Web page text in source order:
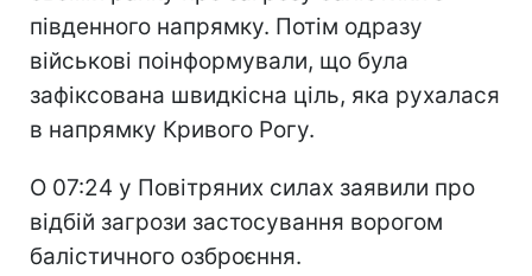
південного напрямку. Потім одразу
військові поінформували, що була
зафіксована швидкісна ціль, яка рухалася
в напрямку Кривого Рогу.
О 07:24 у Повітряних силах заявили про
відбій загрози застосування ворогом
балістичного озброєння.